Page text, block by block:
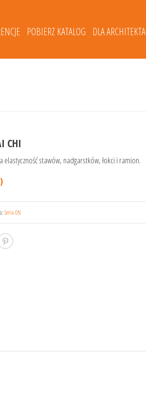
POBIERZ KATALOG DLA ARCHITEKTA
CHI
stawów, nadgarstków, łokci i ramion.
Seria ON